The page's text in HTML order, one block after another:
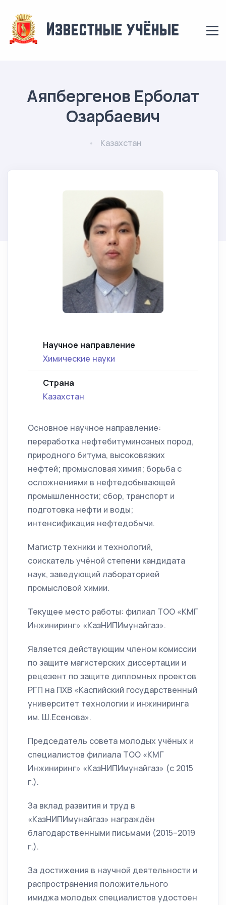
Аяпбергенов Ерболат
Озарбаевич
Казахстан
Научное направление
Химические науки
Страна
Казахстан
Основное научное направление:
переработка нефтебитуминозных пород,
природного битума, высоковязких
нефтей; промысловая химия; борьба с
осложнениями в нефтедобывающей
промышленности; сбор, транспорт и
подготовка нефти и воды;
интенсификация нефтедобычи.
Магистр техники и технологий,
соискатель учёной степени кандидата
наук, заведующий лабораторией
промысловой химии.
Текущее место работы: филиал ТОО «КМГ
Инжиниринг» «КазНИПИмунайгаз».
Является действующим членом комиссии
по защите магистерских диссертации и
рецезент по защите дипломных проектов
РГП на ПХВ «Каспийский государственный
университет технологии и инжиниринга
им. Ш.Есенова».
Председатель совета молодых учёных и
специалистов филиала ТОО «КМГ
Инжиниринг» «КазНИПИмунайгаз» (с 2015
г.).
За вклад развития и труд в
«КазНИПИмунайгаз» награждён
благодарственными письмами (2015–2019
г.).
За достижения в научной деятельности и
распространения положительного
имиджа молодых специалистов удостоен